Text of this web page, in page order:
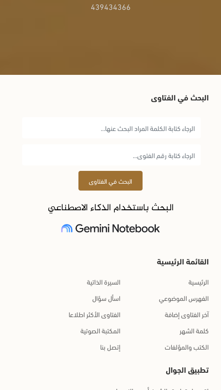
439434366
البحث في الفتاوى
البحث في الفتاوى
البحث باستخدام الذكاء الاصطناعي
القائمة الرئيسية
الرئيسية
السيرة الذاتية
الفهرس الموضوعي
اسأل سؤال
آخر الفتاوى إضافة
الفتاوى الأكثر اطلاعا
كلمة الشهر
المكتبة الصوتية
الكتب والمؤلفات
إتصل بنا
تطبيق الجوال